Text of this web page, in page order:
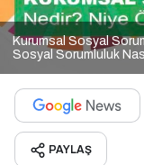
Kurumsal Sosyal
Sosyal Sorumluluk
PAYLAŞ